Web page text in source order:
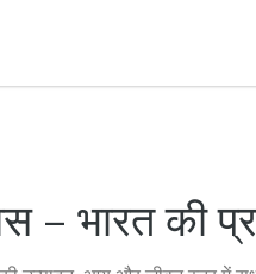
– भारत की